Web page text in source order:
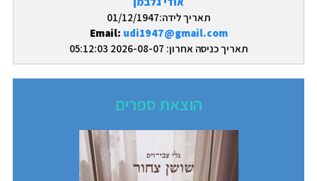
תאריך לידה:01/12/1947
Email: udi1947@gmail.com
תאריך כניסה אחרון: 2026-08-07 05:12:03
הוצאת ספרים